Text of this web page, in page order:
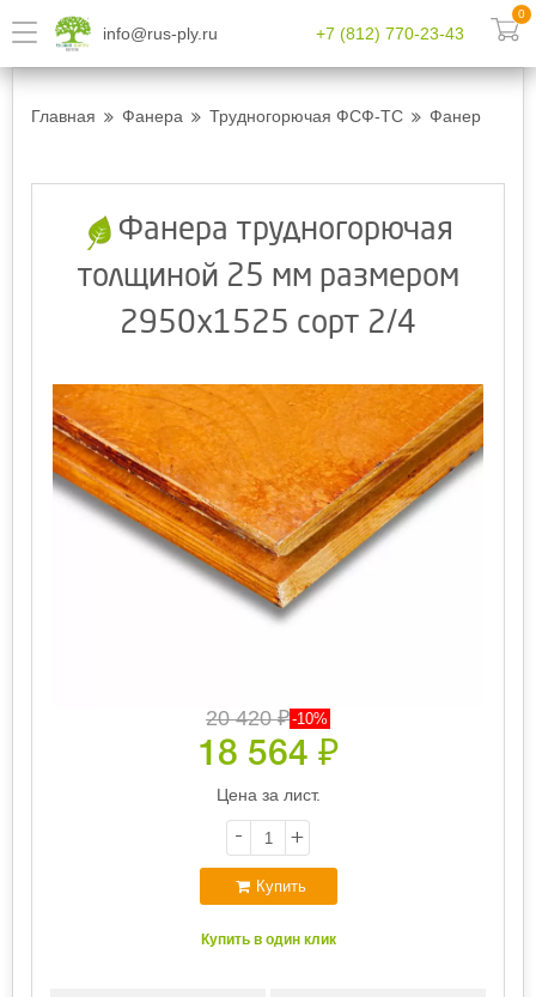
info@rus-ply.ru +7 (812) 770-23-43
0
Главная Фанера Трудногорючая ФСФ-ТС Фанера
Фанера трудногорючая
толщиной 25 мм размером
2950х1525 сорт 2/4
20 420₽-10%
18 564 ₽
Цена за лист.
- +
Купить
Купить в один клик